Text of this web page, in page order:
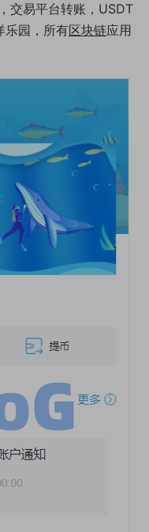
交易平台转账，USDT
园，所有区块链应用